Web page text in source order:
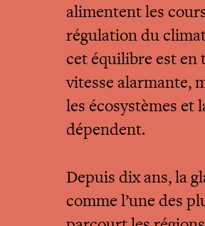
alimentent les
régulation du
cet équilibre est en
vitesse alarmante,
les écosystèmes et
dépendent.
Depuis dix ans, la
comme l’une des